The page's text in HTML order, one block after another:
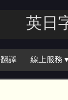
英日
翻譯 線上服務 ▾